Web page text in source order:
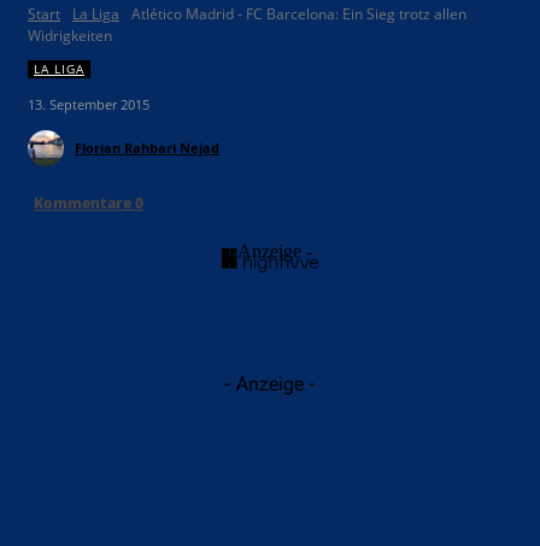
Start La Liga
Atlético Madrid - FC Barcelona: Ein Sieg trotz allen
Widrigkeiten
LA LIGA
13. September 2015
Florian Rahbari Nejad
Kommentare0
- Anzeige -
- Anzeige -